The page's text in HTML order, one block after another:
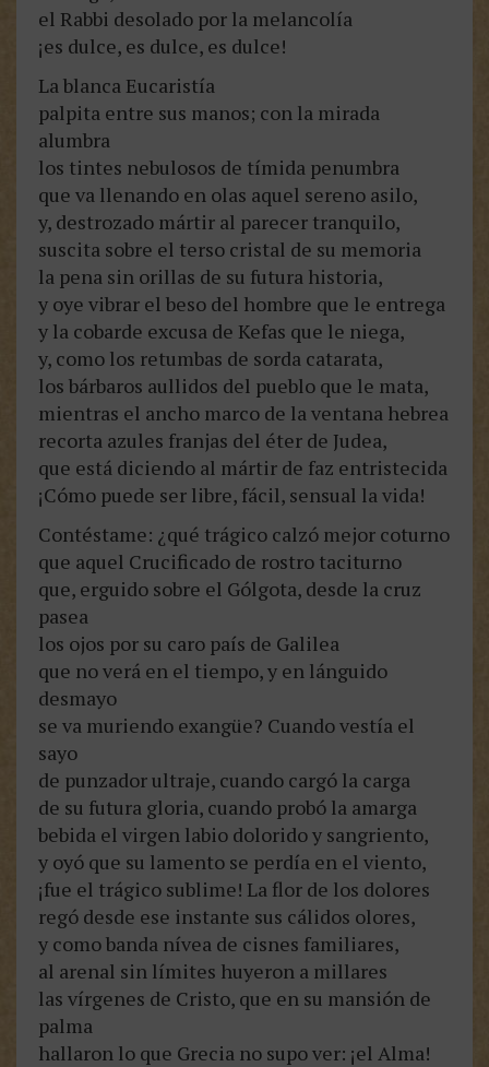
el Rabbi desolado por la melancolía
¡es dulce, es dulce, es dulce!
La blanca Eucaristía
palpita entre sus manos; con la mirada
alumbra
los tintes nebulosos de tímida penumbra
que va llenando en olas aquel sereno asilo,
y, destrozado mártir al parecer tranquilo,
suscita sobre el terso cristal de su memoria
la pena sin orillas de su futura historia,
y oye vibrar el beso del hombre que le entrega
y la cobarde excusa de Kefas que le niega,
y, como los retumbas de sorda catarata,
los bárbaros aullidos del pueblo que le mata,
mientras el ancho marco de la ventana hebrea
recorta azules franjas del éter de Judea,
que está diciendo al mártir de faz entristecida
¡Cómo puede ser libre, fácil, sensual la vida!
Contéstame: ¿qué trágico calzó mejor coturno
que aquel Crucificado de rostro taciturno
que, erguido sobre el Gólgota, desde la cruz
pasea
los ojos por su caro país de Galilea
que no verá en el tiempo, y en lánguido
desmayo
se va muriendo exangüe? Cuando vestía el
sayo
de punzador ultraje, cuando cargó la carga
de su futura gloria, cuando probó la amarga
bebida el virgen labio dolorido y sangriento,
y oyó que su lamento se perdía en el viento,
¡fue el trágico sublime! La flor de los dolores
regó desde ese instante sus cálidos olores,
y como banda nívea de cisnes familiares,
al arenal sin límites huyeron a millares
las vírgenes de Cristo, que en su mansión de
palma
hallaron lo que Grecia no supo ver: ¡el Alma!